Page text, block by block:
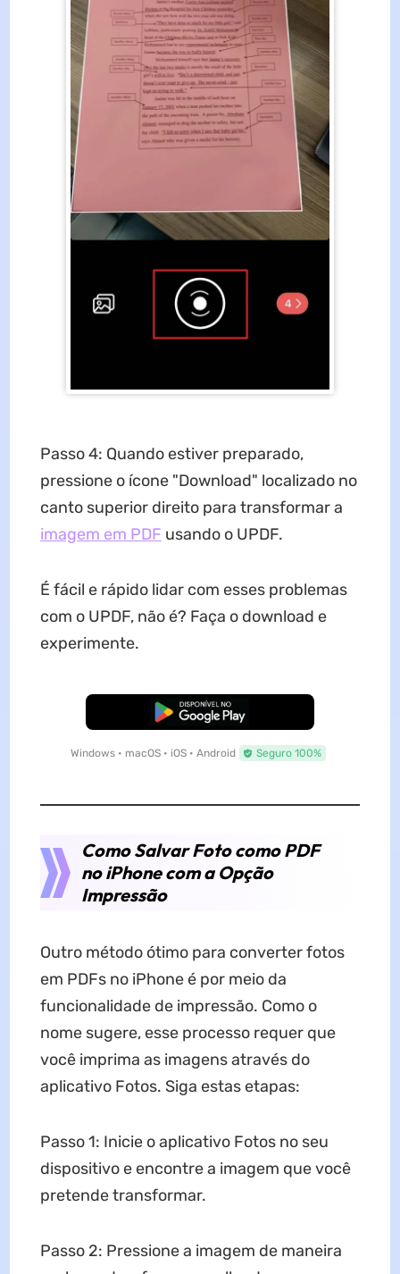
Passo 4: Quando estiver preparado,
pressione o ícone "Download" localizado no
canto superior direito para transformar a
imagem em PDF usando o UPDF.
É fácil e rápido lidar com esses problemas
com o UPDF, não é? Faça o download e
experimente.
Baixar Grátis
Windows • macOS • iOS • Android Seguro 100%
Como Salvar Foto como PDF
no iPhone com a Opção
Impressão
Outro método ótimo para converter fotos
em PDFs no iPhone é por meio da
funcionalidade de impressão. Como o
nome sugere, esse processo requer que
você imprima as imagens através do
aplicativo Fotos. Siga estas etapas:
Passo 1: Inicie o aplicativo Fotos no seu
dispositivo e encontre a imagem que você
pretende transformar.
Passo 2: Pressione a imagem de maneira